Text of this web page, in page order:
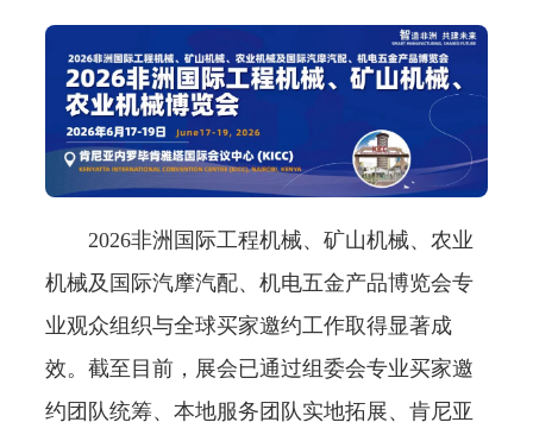
2026非洲国际工程机械、矿山机械、农业
机械及国际汽摩汽配、机电五金产品博览会专
业观众组织与全球买家邀约工作取得显著成
效。截至目前，展会已通过组委会专业买家邀
约团队统筹、本地服务团队实地拓展、肯尼亚